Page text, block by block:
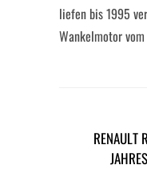
liefen bis 1995
Wankelmotor vom
RENAULT